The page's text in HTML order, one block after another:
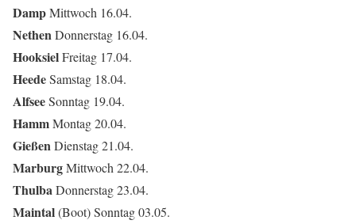
DampMittwoch 16.04.
NethenDonnerstag 16.04.
HooksielFreitag 17.04.
HeedeSamstag 18.04.
AlfseeSonntag 19.04.
HammMontag 20.04.
GießenDienstag 21.04.
MarburgMittwoch 22.04.
ThulbaDonnerstag 23.04.
Maintal(Boot) Sonntag 03.05.